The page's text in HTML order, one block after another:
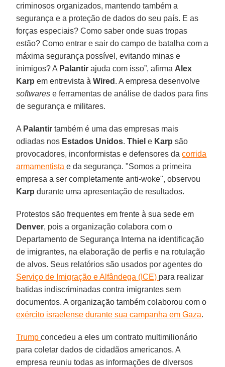
criminosos organizados, mantendo também a
segurança e a proteção de dados do seu país. E as
forças especiais? Como saber onde suas tropas
estão? Como entrar e sair do campo de batalha com a
máxima segurança possível, evitando minas e
inimigos? A Palantir ajuda com isso”, afirma Alex
Karp em entrevista àWired . A empresa desenvolve
softwares e ferramentas de análise de dados para fins
de segurança e militares.
A Palantir também é uma das empresas mais
odiadas nos Estados Unidos.Thiel e Karp são
provocadores, inconformistas e defensores dacorrida
armamentistae da segurança. "Somos a primeira
empresa a ser completamente anti-woke", observou
Karp durante uma apresentação de resultados.
Protestos são frequentes em frente à sua sede em
Denver, pois a organização colabora com o
Departamento de Segurança Interna na identificação
de imigrantes, na elaboração de perfis e na rotulação
de alvos. Seus relatórios são usados ​​por agentes do
Serviço de Imigração e Alfândega (ICE) para realizar
batidas indiscriminadas contra imigrantes sem
documentos. A organização também colaborou com o
exército israelense durante sua campanha em Gaza.
Trumpconcedeu a eles um contrato multimilionário
para coletar dados de cidadãos americanos. A
empresa reuniu todas as informações de diversos